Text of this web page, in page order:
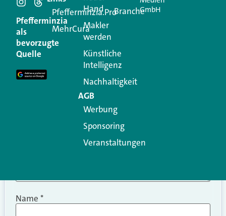
Kommentar
Ihre E-Mail-Adresse wird nicht veröffentlicht.
Erforderliche Felder sind mit
Kommentar
Name *
Pfefferminzia
als
bevorzugte
Quelle
Pfefferminzia.Pro
MehrCura
Hand
Makler
werden
Künstliche
Intelligenz
Nachhaltigkeit
AGB
Werbung
Sponsoring
Veranstaltungen
BrancheGmbH